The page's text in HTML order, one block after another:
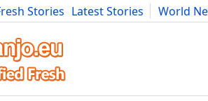
Stories Latest Stories
World
Art Cars Advice Science